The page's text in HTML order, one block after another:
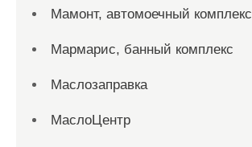
Мамонт, автомоечный комплекс
Мармарис, банный комплекс
Маслозаправка
МаслоЦентр